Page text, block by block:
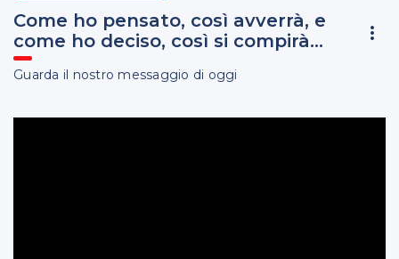
S'inscrire
Come ho pensato, così avverrà, e
come ho deciso, così si compirà...
Guarda il nostro messaggio di oggi